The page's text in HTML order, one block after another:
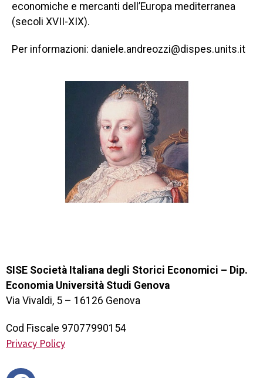
economiche e mercanti dell’Europa mediterranea
(secoli XVII-XIX).
Per informazioni: daniele.andreozzi@dispes.units.it
SISE Società Italiana degli Storici Economici – Dip.
Economia Università Studi Genova
Via Vivaldi, 5 – 16126 Genova
Cod Fiscale 97077990154
Privacy Policy